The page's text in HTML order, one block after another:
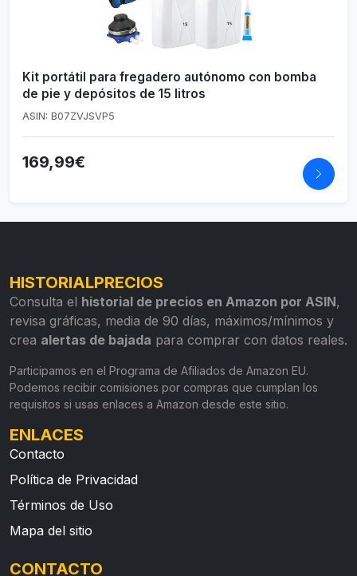
Kit portátil para fregadero autónomo con bomba
de pie y depósitos de 15 litros
ASIN: B07ZVJSVP5
169,99€
HISTORIALPRECIOS
Consulta el historial de precios en Amazon por ASIN,
revisa gráficas, media de 90 días, máximos/mínimos y
crea alertas de bajada para comprar con datos reales.
Participamos en el Programa de Afiliados de Amazon EU.
Podemos recibir comisiones por compras que cumplan los
requisitos si usas enlaces a Amazon desde este sitio.
ENLACES
Contacto
Política de Privacidad
Términos de Uso
Mapa del sitio
CONTACTO